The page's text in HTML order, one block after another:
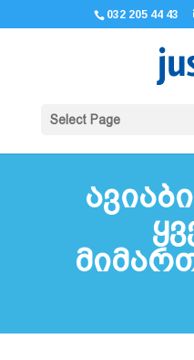
032 205 44 43
Select Page